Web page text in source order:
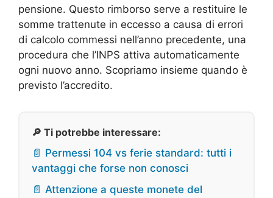
pensione. Questo rimborso serve a restituire le
somme trattenute in eccesso a causa di errori
di calcolo commessi nell’anno precedente, una
procedura che l’INPS attiva automaticamente
ogni nuovo anno. Scopriamo insieme quando è
previsto l’accredito.
🔎 Ti potrebbe interessare:
📄 Permessi 104 vs ferie standard: tutti i
vantaggi che forse non conosci
📄 Attenzione a queste monete del